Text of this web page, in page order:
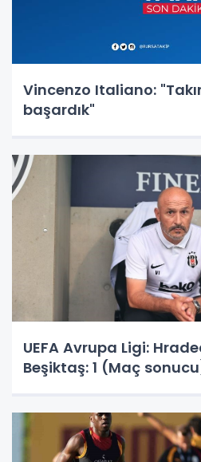
Vincenzo Italiano:
başardık"
UEFA Avrupa Ligi:
Beşiktaş: 1 (Maç